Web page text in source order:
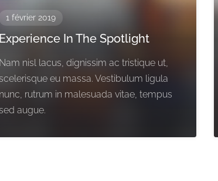
1 février 2019
Experience In The Spotlight
Nam nisl lacus, dignissim ac tristique ut,
eu massa. Vestibulum ligula
nunc, rutrum in malesuada vitae, tempus
augue.